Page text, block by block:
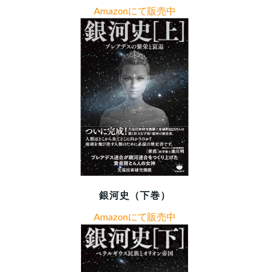
Amazonにて販売中
銀河史（下巻）
Amazonにて販売中